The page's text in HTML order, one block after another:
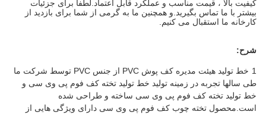
کیفیت بالا ، قیمت مناسب و عملکرد قابل اعتماد.لطفا برای جزئیات
بیشتر با ما تماس بگیرید.و همچنین ما به گرمی از شما برای بازدید از
کارخانه ما استقبال می کنیم.
شرح:
1
خط تولید هیئت مدیره کف پوش PVC از جنس PVC توسط شرکت ما
طی سالها تجربه در زمینه تولید خط تولید تخته کف فوم پی وی سی و
خط تولید تخته کف فوم پی وی سی ساخته و طراحی شده
است.محصول تخته چوب کف فوم پی وی سی دارای ویژگی هایی از